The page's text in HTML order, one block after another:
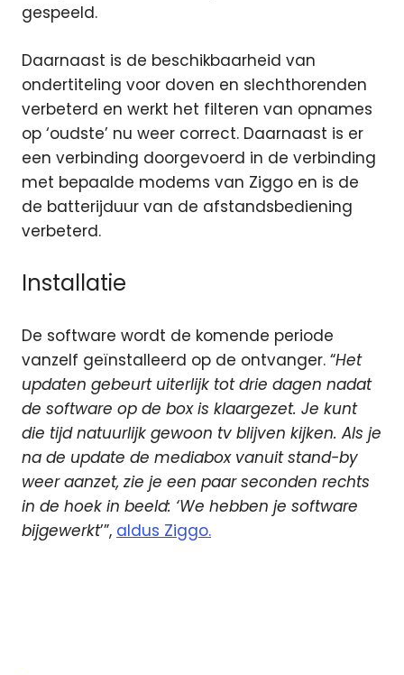
gespeeld.
Daarnaast is de beschikbaarheid van
ondertiteling voor doven en slechthorenden
verbeterd en werkt het filteren van opnames
op ‘oudste’ nu weer correct. Daarnaast is er
een verbinding doorgevoerd in de verbinding
met bepaalde modems van Ziggo en is de
de batterijduur van de afstandsbediening
verbeterd.
Installatie
De software wordt de komende periode
vanzelf geïnstalleerd op de ontvanger. “Het
updaten gebeurt uiterlijk tot drie dagen nadat
de software op de box is klaargezet. Je kunt
die tijd natuurlijk gewoon tv blijven kijken. Als je
na de update de mediabox vanuit stand-by
weer aanzet, zie je een paar seconden rechts
in de hoek in beeld: ‘We hebben je software
bijgewerkt’”, aldus Ziggo.